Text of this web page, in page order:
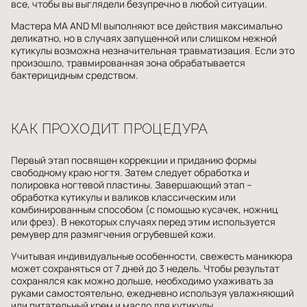
После закрепления накладных ногтей выбранным способом при
необходимости корректируется их длина и форма, а затем можно
нанести покрытие или создать любой дизайн.
восстанавливает кожу. Элексир ценных масел для кутикулы,
ногтей и кожи рук. в составе - сквалан, аргановое масло, масло
ши, хлопка, макадамии, оливы, кокоса и мирры, а также
Уникальная технология PhilosophyBiome поддерживает баланс
микробиома и уровень pH. система пептидов, аминокислот и
гиалуроновой кислоты, стимулирует выработку коллагена,
обеспечивая упругость и лифтинг-эффект. сквалан и ценные
все, чтобы вы выглядели безупречно в любой ситуации.
Мастера MA AND MI выполняют все действия максимально
деликатно, но в случаях запущенной или слишком нежной
кутикулы возможна незначительная травматизация. Если это
произошло, травмированная зона обрабатывается
бактерицидным средством.
КАК ПРОХОДИТ ПРОЦЕДУРА
Первый этап посвящен коррекции и приданию формы
свободному краю ногтя. Затем следует обработка и
полировка ногтевой пластины. Завершающий этап –
обработка кутикулы и валиков классическим или
комбинированным способом (с помощью кусачек, ножниц
или фрез). В некоторых случаях перед этим используется
ремувер для размягчения огрубевшей кожи.
Учитывая индивидуальные особенности, свежесть маникюра
может сохраняться от 7 дней до 3 недель. Чтобы результат
сохранялся как можно дольше, необходимо ухаживать за
руками самостоятельно, ежедневно используя увлажняющий